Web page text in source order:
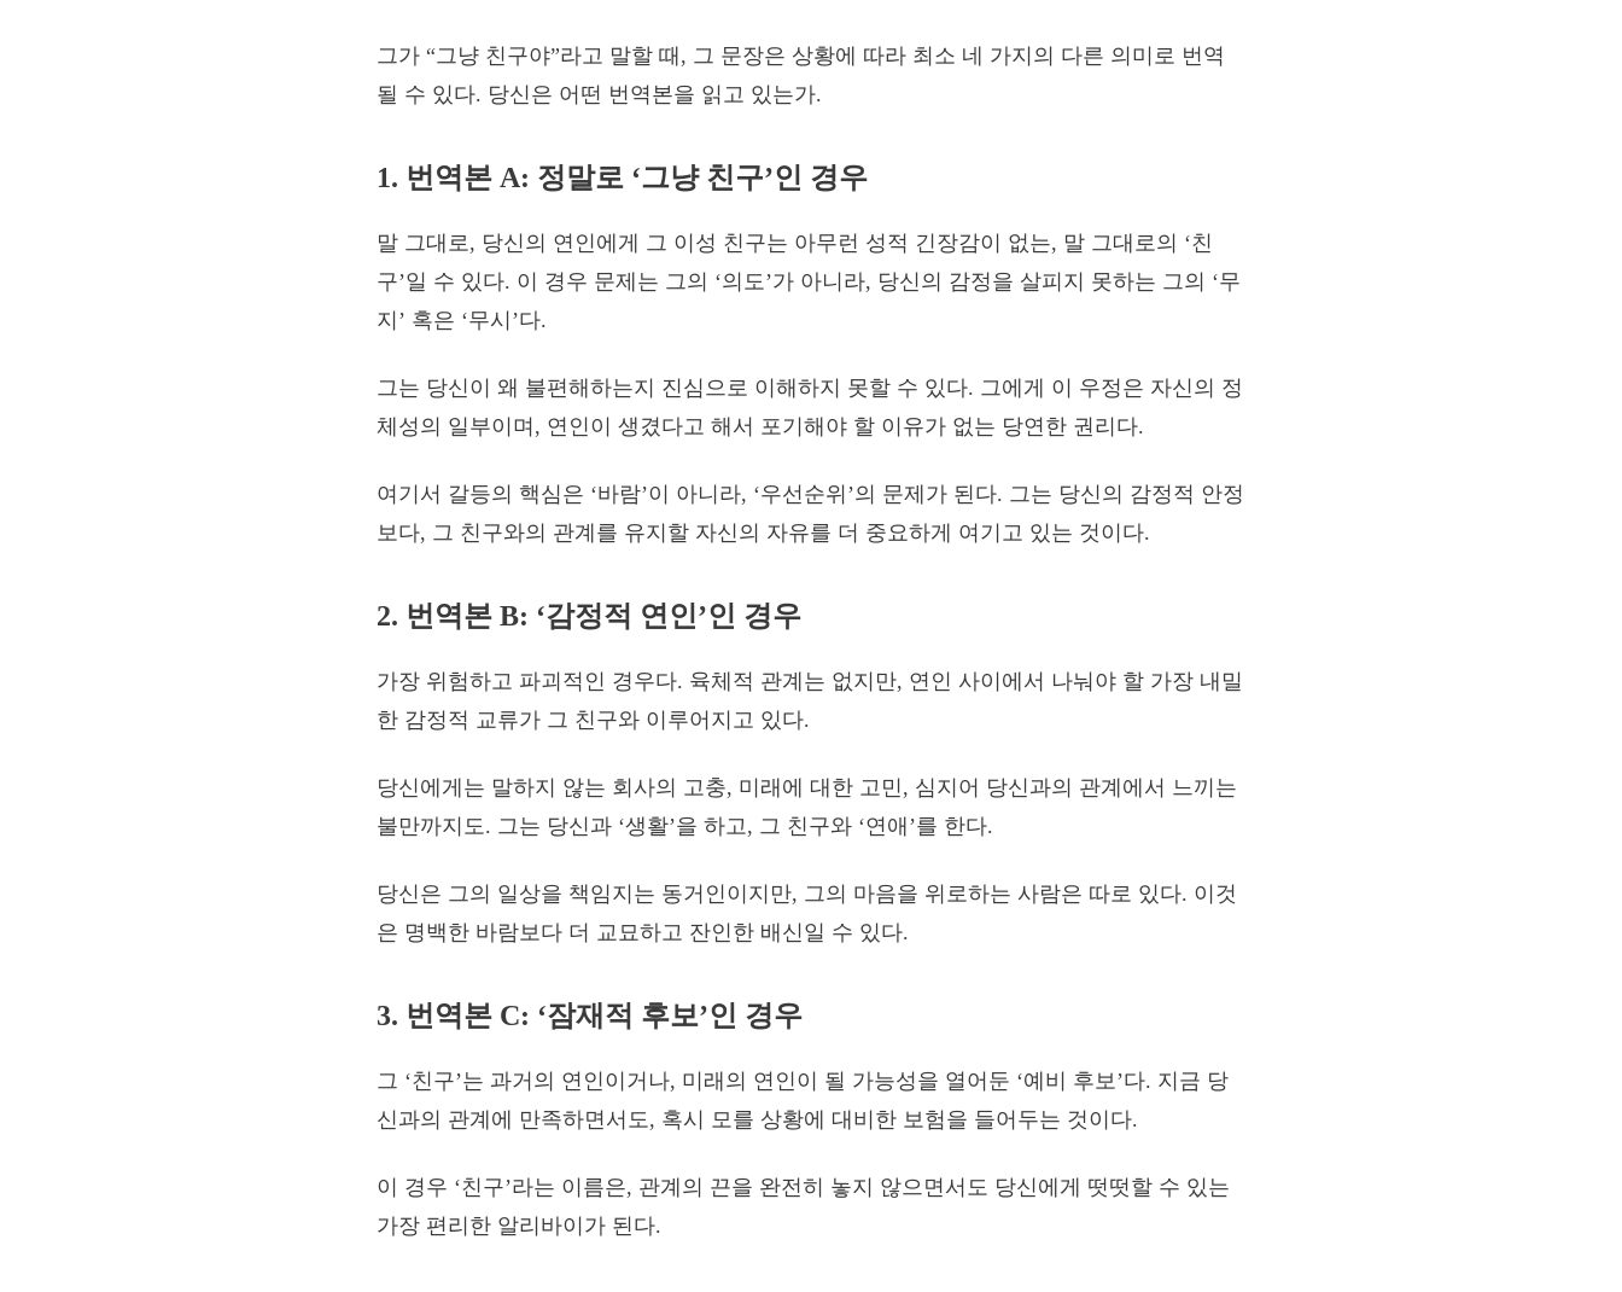
그가 “그냥 친구야”라고 말할 때, 그 문장은 상황에 따라 최소 네 가지의 다른 의미로 번역
될 수 있다. 당신은 어떤 번역본을 읽고 있는가.
1. 번역본 A: 정말로 ‘그냥 친구’인 경우
말 그대로, 당신의 연인에게 그 이성 친구는 아무런 성적 긴장감이 없는, 말 그대로의 ‘친
구’일 수 있다. 이 경우 문제는 그의 ‘의도’가 아니라, 당신의 감정을 살피지 못하는 그의 ‘무
지’ 혹은 ‘무시’다.
그는 당신이 왜 불편해하는지 진심으로 이해하지 못할 수 있다. 그에게 이 우정은 자신의 정
체성의 일부이며, 연인이 생겼다고 해서 포기해야 할 이유가 없는 당연한 권리다.
여기서 갈등의 핵심은 ‘바람’이 아니라, ‘우선순위’의 문제가 된다. 그는 당신의 감정적 안정
보다, 그 친구와의 관계를 유지할 자신의 자유를 더 중요하게 여기고 있는 것이다.
2. 번역본 B: ‘감정적 연인’인 경우
가장 위험하고 파괴적인 경우다. 육체적 관계는 없지만, 연인 사이에서 나눠야 할 가장 내밀
한 감정적 교류가 그 친구와 이루어지고 있다.
당신에게는 말하지 않는 회사의 고충, 미래에 대한 고민, 심지어 당신과의 관계에서 느끼는
불만까지도. 그는 당신과 ‘생활’을 하고, 그 친구와 ‘연애’를 한다.
당신은 그의 일상을 책임지는 동거인이지만, 그의 마음을 위로하는 사람은 따로 있다. 이것
은 명백한 바람보다 더 교묘하고 잔인한 배신일 수 있다.
3. 번역본 C: ‘잠재적 후보’인 경우
그 ‘친구’는 과거의 연인이거나, 미래의 연인이 될 가능성을 열어둔 ‘예비 후보’다. 지금 당
신과의 관계에 만족하면서도, 혹시 모를 상황에 대비한 보험을 들어두는 것이다.
이 경우 ‘친구’라는 이름은, 관계의 끈을 완전히 놓지 않으면서도 당신에게 떳떳할 수 있는
가장 편리한 알리바이가 된다.